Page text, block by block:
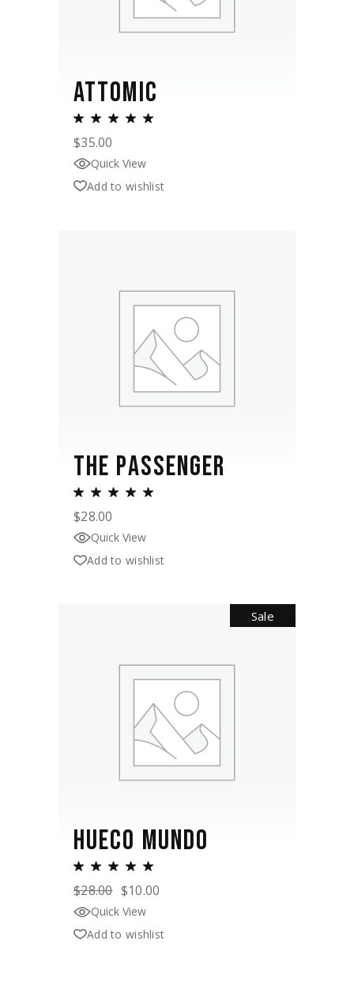
ATTOMIC
$35.00
Quick View
Add to wishlist
THE PASSENGER
$28.00
Quick View
Add to wishlist
Sale
HUECO MUNDO
$28.00 $10.00
Quick View
Add to wishlist